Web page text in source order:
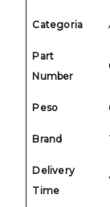
Categoria
Part
Number
Peso
Brand
Delivery
Time